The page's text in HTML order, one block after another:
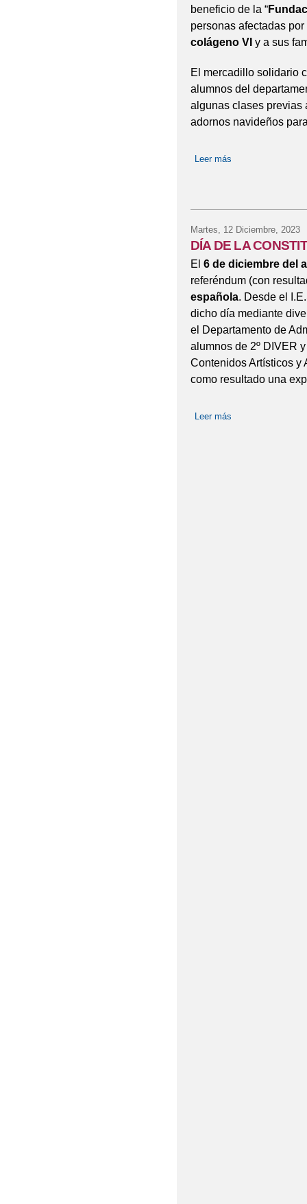
beneficio de la “
personas afectadas
colágeno VIy a sus
El mercadillo solidario
alumnos del
algunas clases previas
adornos navideños
Leer más
Martes, 12 Diciembre, 2023
DÍA DE LA
El 6 de diciembre del
referéndum (con
española. Desde el
dicho día mediante
el Departamento de
alumnos de 2º DIVER
Contenidos Artísticos y
como resultado una
Leer más